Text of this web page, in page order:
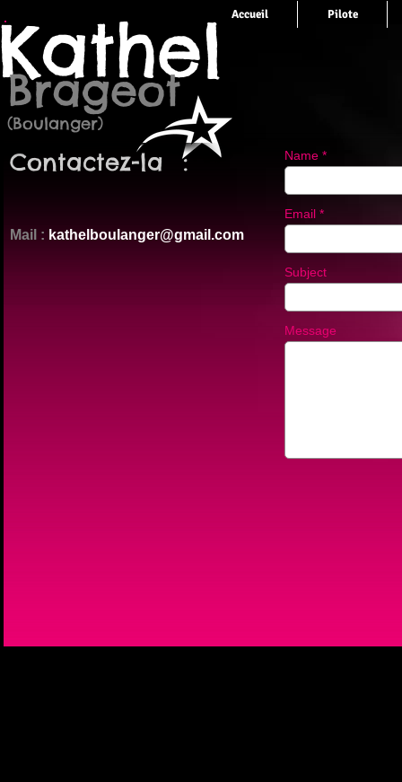
Accueil Pilote
Brageot
(Boulanger)
Mail : kathelboulanger@gmail.com
Contactez-la : Name
Email
Subject
Message